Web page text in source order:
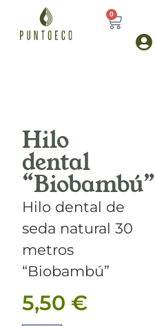
0
Hilo
dental
“Biobambú”
Hilo dental de
seda natural 30
metros
“Biobambú”
5,50 €